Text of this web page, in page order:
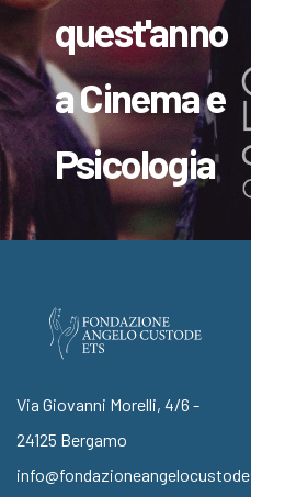
quest'anno
a Cinema e
Psicologia
Via Giovanni Morelli, 4/6 -
24125 Bergamo
info@fondazioneangelocustode.it